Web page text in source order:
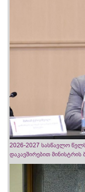
2026-2027 სასწავლო
დაკავშირებით მინისტრის